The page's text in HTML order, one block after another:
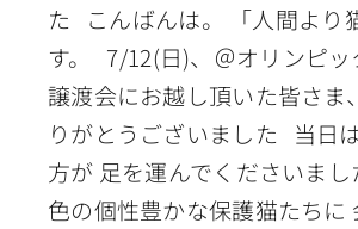
た こんばんは。 「人間より
す。 7/12(日)、＠オリンピッ
譲渡会にお越し頂いた皆さま
りがとうございました 当日
方が 足を運んでくださいま
色の個性豊かな保護猫たちに